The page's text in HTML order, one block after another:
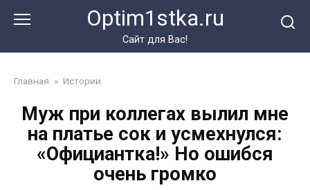
Optim1stka.ru
Сайт для Вас!
Главная » Истории
Муж при коллегах вылил мне
на платье сок и усмехнулся:
«Официантка!» Но ошибся
очень громко